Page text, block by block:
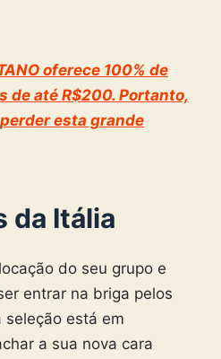
oferece 100% de
de até R$200. Portanto,
esta grande
da Itália
do seu grupo e
entrar na briga pelos
está em
a sua nova cara